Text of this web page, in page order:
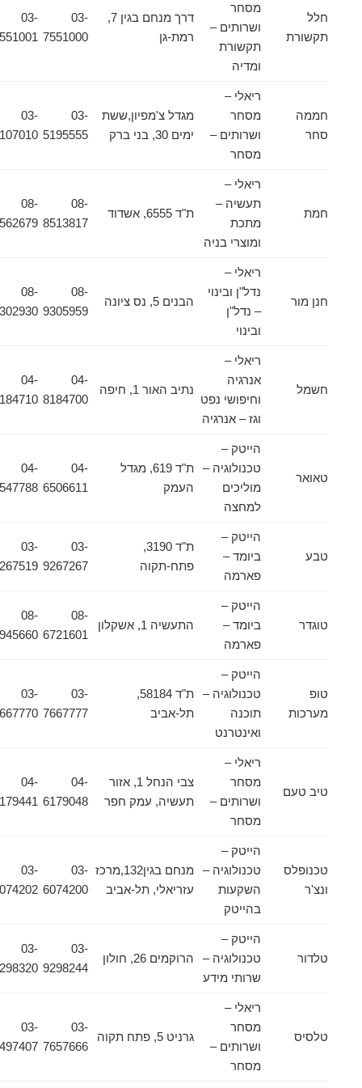
תקשורת
מסחר
ושרותים –
תקשורת
ומדיה
דרך מנחם בגין 7,
רמת-גן
03-
7551000
7551001
חממה
ריאלי –
מסחר
ושרותים –
מסחר
מגדל צ'מפיון,ששת
ימים 30, בני ברק
03-
5195555
5107010
חמת
ריאלי –
תעשיה –
מתכת
ומוצרי בניה
8513817
8562679
חנן מור
ריאלי –
נדל"ן ובינוי
– נדל"ן
ובינוי
הבנים 5, נס ציונה
9305959
9302930
חשמל
ריאלי –
אנרגיה
וחיפושי נפט
וגז – אנרגיה
נתיב האור 1, חיפה
8184700
8184710
טאואר
הייטק –
טכנולוגיה –
מוליכים
למחצה
ת"ד 619, מגדל
העמק
6506611
6547788
הייטק –
ביומד –
פארמה
ת"ד 3190,
פתח-תקוה
9267267
9267519
טוגדר
הייטק –
ביומד –
פארמה
התעשיה 1, אשקלון
6721601
9945660
מערכות
הייטק –
טכנולוגיה –
תוכנה
ואינטרנט
ת"ד 58184,
תל-אביב
7667777
7667770
טיב טעם
ריאלי –
מסחר
ושרותים –
מסחר
צבי הנחל 1, אזור
תעשיה, עמק חפר
04-
6179048
6179441
טכנופלס
ונצ'ר
הייטק –
טכנולוגיה –
השקעות
בהייטק
מנחם בגין132,מרכז
עזריאלי, תל-אביב
03-
6074200
6074202
טלדור
הייטק –
טכנולוגיה –
שרותי מידע
הרוקמים 26, חולון
9298244
9298320
טלסיס
ריאלי –
מסחר
ושרותים –
מסחר
גרניט 5, פתח תקוה
7657666
6497407